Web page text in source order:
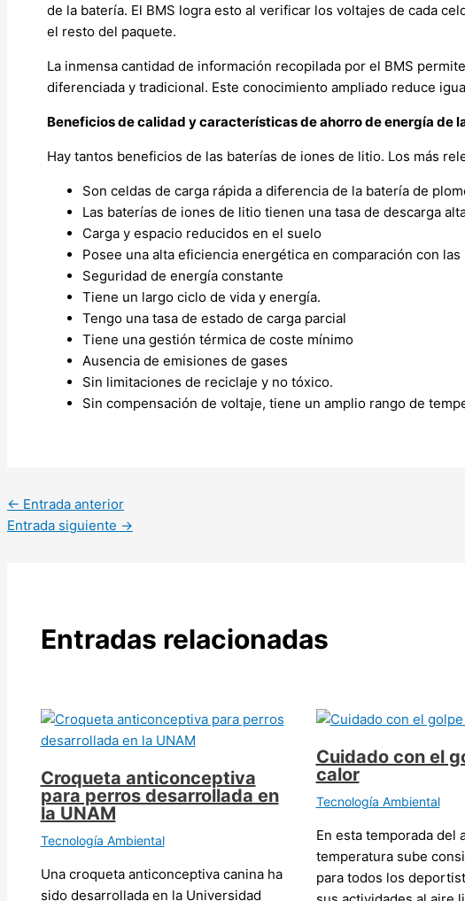
de la batería. El BMS logra esto al verificar los voltajes de cada
el resto del paquete.
La inmensa cantidad de información recopilada por el BMS
diferenciada y tradicional. Este conocimiento ampliado reduce
Beneficios de calidad y características de ahorro de energía de
Hay tantos beneficios de las baterías de iones de litio. Los más
Son celdas de carga rápida a diferencia de la batería de
Las baterías de iones de litio tienen una tasa de descarga
Carga y espacio reducidos en el suelo
Posee una alta eficiencia energética en comparación con
Seguridad de energía constante
Tiene un largo ciclo de vida y energía.
Tengo una tasa de estado de carga parcial
Tiene una gestión térmica de coste mínimo
Ausencia de emisiones de gases
Sin limitaciones de reciclaje y no tóxico.
Sin compensación de voltaje, tiene un amplio rango de
← Entrada anterior
Entrada siguiente →
Entradas relacionadas
Croqueta anticonceptiva
para perros desarrollada en
la UNAM
Tecnología Ambiental
Una croqueta anticonceptiva canina ha
sido desarrollada en la Universidad
Cuidado con el
calor
Tecnología Ambiental
En esta temporada del
temperatura sube
para todos los